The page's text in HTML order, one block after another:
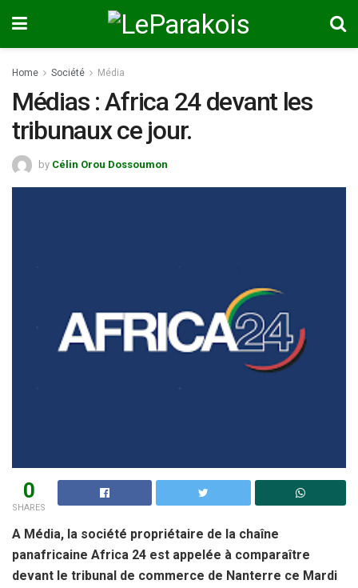
Home Société Média
Médias : Africa 24 devant les
tribunaux ce jour.
by Célin Orou Dossoumon
0
SHARES
A Média, la société propriétaire de la chaîne
panafricaine Africa 24 est appelée à comparaître
devant le tribunal de commerce de Nanterre ce Mardi